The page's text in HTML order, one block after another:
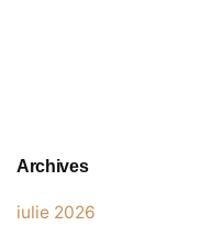
Archives
iulie 2026